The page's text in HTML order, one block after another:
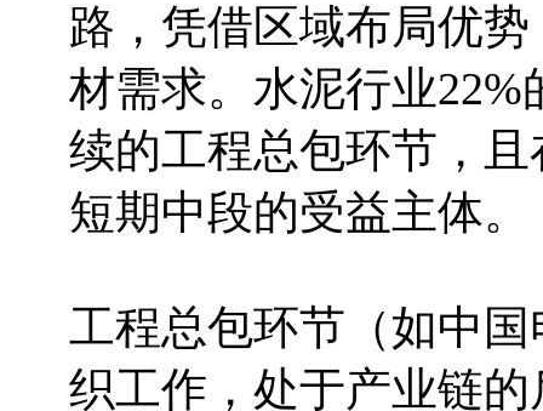
路，凭借区域布局优
材需求。水泥行业
续的工程总包环节，
短期中段的受益主体。
工程总包环节（如中
织工作，处于产业链